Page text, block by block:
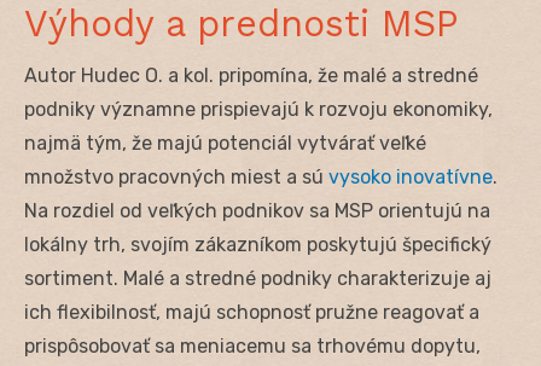
Výhody a prednosti MSP
Autor Hudec O. a kol. pripomína, že malé a stredné
podniky významne prispievajú k rozvoju ekonomiky,
najmä tým, že majú potenciál vytvárať veľké
množstvo pracovných miest a sú vysoko inovatívne.
Na rozdiel od veľkých podnikov sa MSP orientujú na
lokálny trh, svojím zákazníkom poskytujú špecifický
sortiment. Malé a stredné podniky charakterizuje aj
ich flexibilnosť, majú schopnosť pružne reagovať a
prispôsobovať sa meniacemu sa trhovému dopytu,